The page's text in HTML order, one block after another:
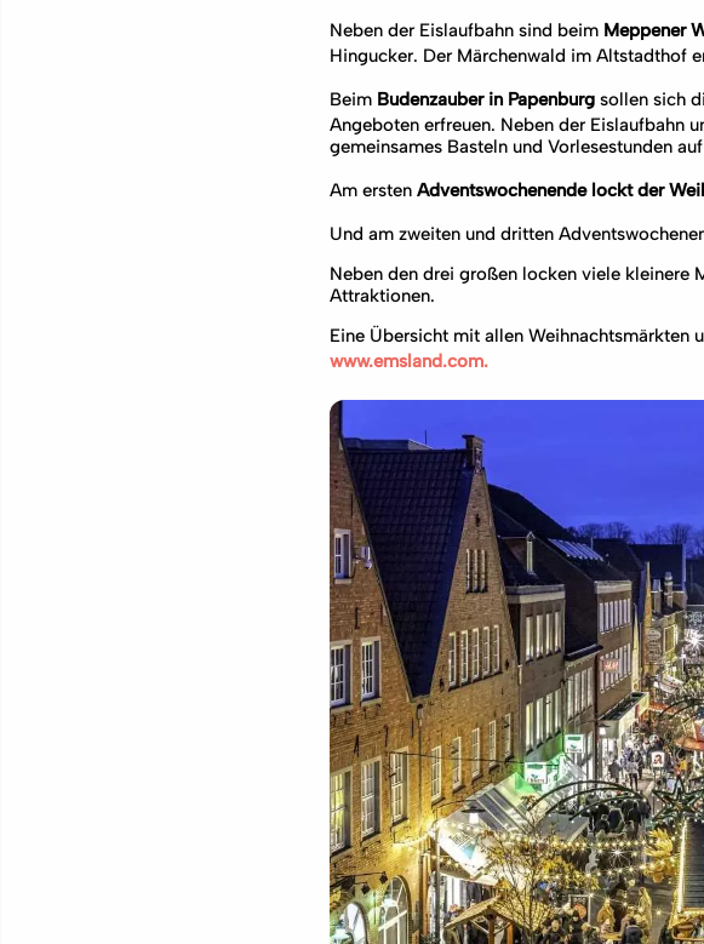
Neben der Eislaufbahn sind beim Meppener
Hingucker. Der Märchenwald im Altstadthof
Beim Budenzauber in Papenburg sollen sich
Angeboten erfreuen. Neben der Eislaufbahn
gemeinsames Basteln und Vorlesestunden
Am ersten Adventswochenende lockt der
Und am zweiten und dritten
Neben den drei großen locken viele kleinere
Attraktionen.
Eine Übersicht mit allen Weihnachtsmärkten
www.emsland.com.